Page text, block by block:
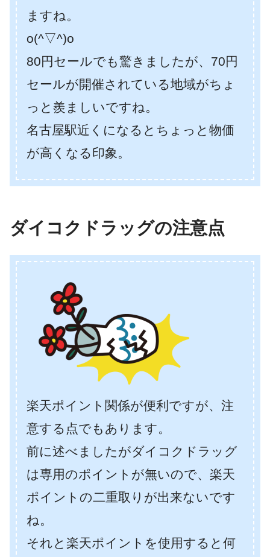
ますね。
o(^▽^)o
80円セールでも驚きましたが、70円
セールが開催されている地域がちょ
っと羨ましいですね。
名古屋駅近くになるとちょっと物価
が高くなる印象。
ダイコクドラッグの注意点
楽天ポイント関係が便利ですが、注
意する点でもあります。
前に述べましたがダイコクドラッグ
は専用のポイントが無いので、楽天
ポイントの二重取りが出来ないです
ね。
それと楽天ポイントを使用すると何